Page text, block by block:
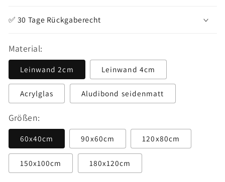
✅ 30 Tage Rückgaberecht
Material:
Leinwand 2cm Leinwand 4cm
Acrylglas Aludibond seidenmatt
Größen:
60x40cm 90x60cm 120x80cm
150x100cm 180x120cm